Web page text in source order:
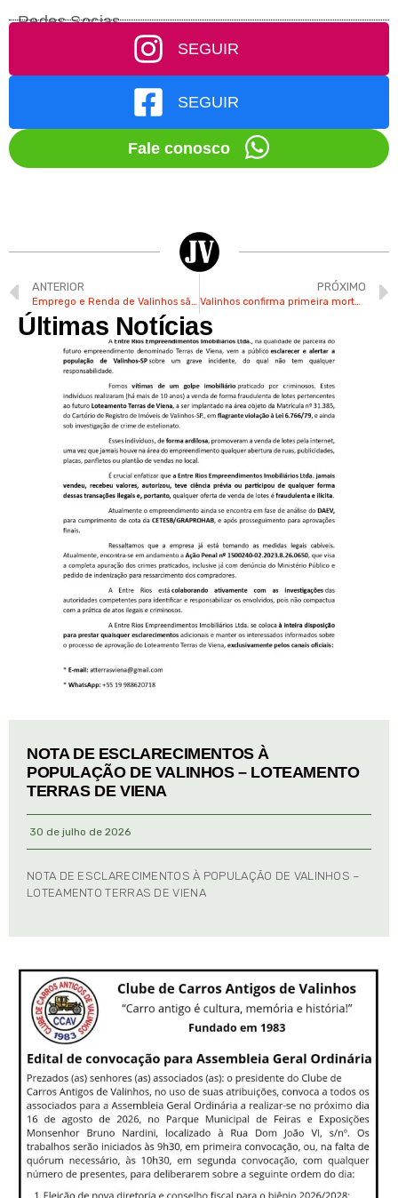
Redes Socias
SEGUIR
SEGUIR
Fale conosco
ANTERIOR
Emprego e Renda de Valinhos são destaques no índice Firjan
PRÓXIMO
Valinhos confirma primeira morte por dengue este ano
Últimas Notícias
NOTA DE ESCLARECIMENTOS À
POPULAÇÃO DE VALINHOS – LOTEAMENTO
TERRAS DE VIENA
30 de julho de 2026
NOTA DE ESCLARECIMENTOS À POPULAÇÃO DE VALINHOS –
LOTEAMENTO TERRAS DE VIENA